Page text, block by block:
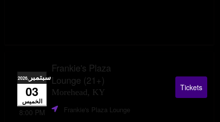
Frankie's Plaza
Lounge (21+)
Morehead, KY
سبتمبر ,2026
03
الخميس
8:00 PM Frankie's Plaza Lounge
Tickets